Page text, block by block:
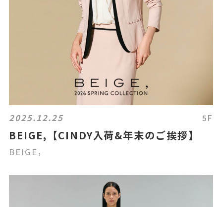
2025.12.25 5F
BEIGE,【CINDY入荷&年末のご挨拶】
BEIGE，